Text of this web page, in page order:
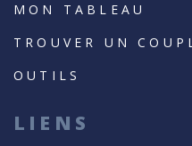
MON TABLEAU
TROUVER UN
OUTILS
LIENS